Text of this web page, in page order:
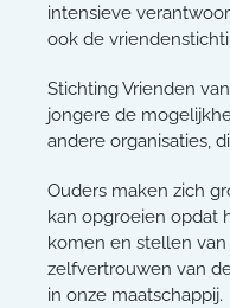
intensieve
ook de
Stichting Vrienden
jongere de
andere organisaties,
Ouders maken zich
kan opgroeien opdat
komen en stellen
zelfvertrouwen van
in onze maatschappij.